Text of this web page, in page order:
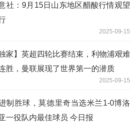
社：9月15日山东地区醋酸行情观望
2025-09-15
独家】英超四轮比赛结束，利物浦艰难
胜，曼联展现了世界第一的潜质
2025-09-15
制胜球，莫德里奇当选米兰1-0博洛
一役队内最佳球员 今日报